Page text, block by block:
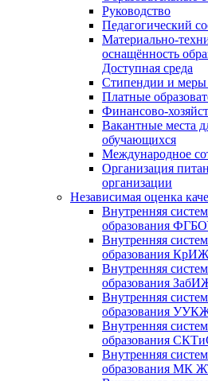
Руководство
Педагогический
Материально-
оснащённость
Доступная среда
Стипендии и
Платные
Финансово-
Вакантные места
обучающихся
Международное
Организация
организации
Независимая оценка
Внутренняя
образования
Внутренняя
образования
Внутренняя
образования
Внутренняя
образования
Внутренняя
образования
Внутренняя
образования МК